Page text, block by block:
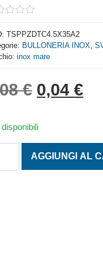
TSPPZDTC4.5X35A2
BULLONERIA INOX,
inox mare
€ Il
0,04€Il
disponibili
AGGIUNGI AL